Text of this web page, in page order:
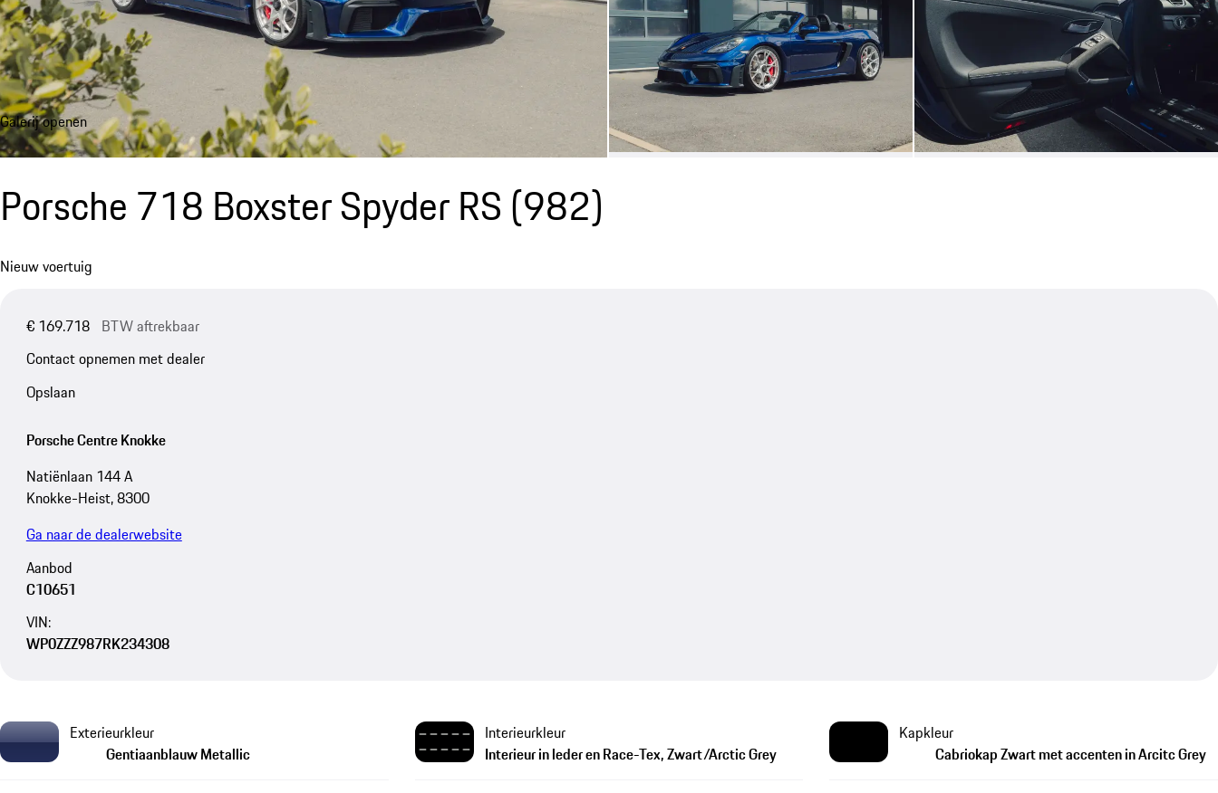
Galerij openen
Porsche 718 Boxster Spyder RS (982)
Nieuw voertuig
€ 169.718 BTW aftrekbaar
Contact opnemen met dealer
Opslaan
Porsche Centre Knokke
Natiënlaan 144 A
Knokke-Heist, 8300
Ga naar de dealerwebsite
Aanbod
C10651
VIN:
WP0ZZZ987RK234308
Exterieurkleur
Gentiaanblauw Metallic
Interieurkleur
Interieur in leder en Race-Tex, Zwart/Arctic Grey
Kapkleur
Cabriokap Zwart met accenten in Arcitc Grey